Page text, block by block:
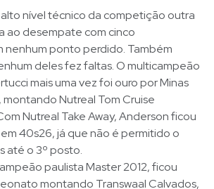
nível técnico da competição outra
ao desempate com cinco
nenhum ponto perdido. Também
deles fez faltas. O multicampeão
mais uma vez foi ouro por Minas
Nutreal Tom Cruise
Nutreal Take Away, Anderson ficou
40s26, já que não é permitido o
até o 3º posto.
paulista Master 2012, ficou
montando Transwaal Calvados,